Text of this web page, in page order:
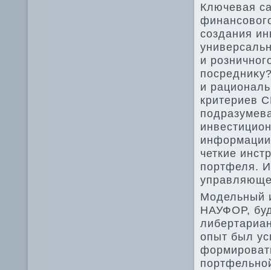
Ключевая
создания
и
и
критериев
четкие
портфеля.
Модельный
НАУФОР,
опыт был